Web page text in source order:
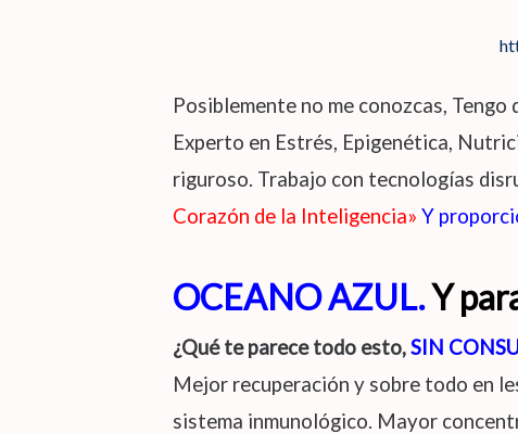
Posiblemente no me conozcas,
Experto en Estrés, Epigenética,
riguroso. Trabajo con tecnologías
Corazón de la Inteligencia» Y
OCEANO AZUL.Y
¿Qué te parece todo esto,SIN
Mejor recuperación y sobre todo en
sistema inmunológico. Mayor